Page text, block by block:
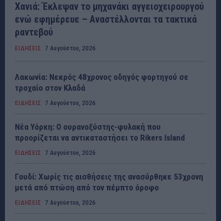
Χανιά: Έκλεψαν το μηχανάκι αγγειοχειρουργού
ενώ εφημέρευε – Αναστέλλονται τα τακτικά
ραντεβού
ΕΙΔΗΣΕΙΣ 7 Αυγούστου, 2026
Λακωνία: Νεκρός 48χρονος οδηγός φορτηγού σε
τροχαίο στον Κλαδά
ΕΙΔΗΣΕΙΣ 7 Αυγούστου, 2026
Νέα Υόρκη: Ο ουρανοξύστης-φυλακή που
προορίζεται να αντικαταστήσει το Rikers Island
ΕΙΔΗΣΕΙΣ 7 Αυγούστου, 2026
Γουδί: Χωρίς τις αισθήσεις της ανασύρθηκε 53χρονη
μετά από πτώση από τον πέμπτο όροφο
ΕΙΔΗΣΕΙΣ 7 Αυγούστου, 2026